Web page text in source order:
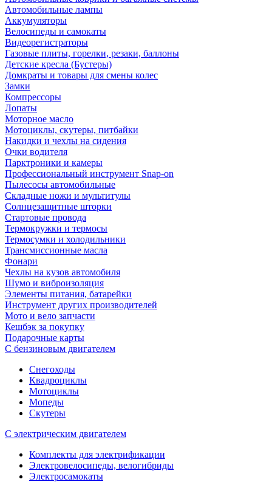
Автомобильные лампы
Аккумуляторы
Велосипеды и самокаты
Видеорегистраторы
Газовые плиты, горелки, резаки, баллоны
Детские кресла (Бустеры)
Домкраты и товары для смены колес
Замки
Компрессоры
Лопаты
Моторное масло
Мотоциклы, скутеры, питбайки
Накидки и чехлы на сидения
Очки водителя
Парктроники и камеры
Профессиональный инструмент Snap-on
Пылесосы автомобильные
Складные ножи и мультитулы
Солнцезащитные шторки
Стартовые провода
Термокружки и термосы
Термосумки и холодильники
Трансмиссионные масла
Фонари
Чехлы на кузов автомобиля
Шумо и виброизоляция
Элементы питания, батарейки
Инструмент других производителей
Мото и вело запчасти
Кешбэк за покупку
Подарочные карты
С бензиновым двигателем
Снегоходы
Квадроциклы
Мотоциклы
Мопеды
Скутеры
С электрическим двигателем
Комплекты для электрификации
Электровелосипеды, велогибриды
Электросамокаты